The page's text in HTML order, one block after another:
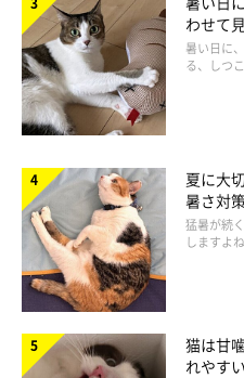
猫がしっぽ
わせて
暑い日に
る、しつ
夏に大
暑さ対
工夫
猛暑が続
しますよ
猫は甘
れやす